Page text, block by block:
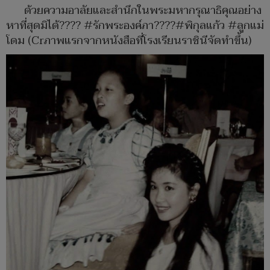
ด้วยความอาลัยและสำนึกในพระมหากรุณาธิคุณอย่าง
หาที่สุดมิได้???? #รักพระองค์ภา????#พิกุลแก้ว #ลูกแม่
โดม (Crภาพแรกจากหนังสือที่โรงเรียนราชินีจัดทำขึ้น)